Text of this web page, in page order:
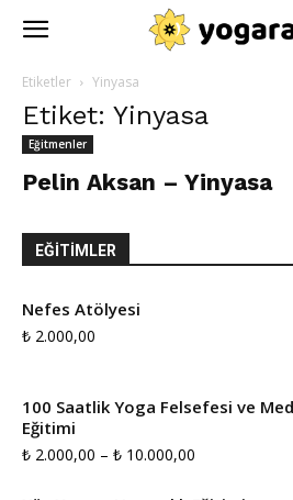
Etiketler Yinyasa
Etiket: Yinyasa
Eğitmenler
Pelin Aksan – Yinyasa
EĞITIMLER
Nefes Atölyesi
₺ 2.000,00
100 Saatlik Yoga Felsefesi ve
Eğitimi
₺ 2.000,00 – ₺ 10.000,00